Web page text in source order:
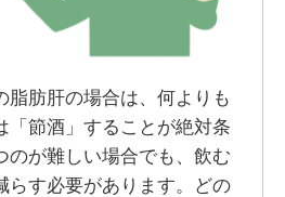
脂肪肝の場合は、何よりも
「節酒」することが絶対条
のが難しい場合でも、飲む
らす必要があります。どの